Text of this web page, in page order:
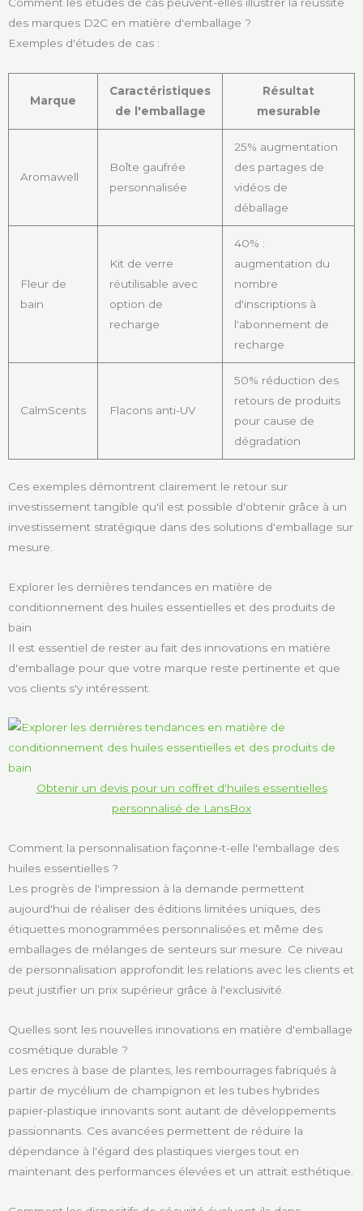
des marques D2C en matière d'emballage ?
Exemples d'études de cas :
Marque
Caractéristiques
de l'emballage
Résultat
mesurable
Aromawell
Boîte gaufrée
personnalisée
25% augmentation
des partages de
vidéos de
déballage
Fleur de
bain
Kit de verre
réutilisable avec
option de
recharge
40% :
augmentation du
nombre
d'inscriptions à
l'abonnement de
recharge
CalmScents Flacons anti-UV
50% réduction des
retours de produits
pour cause de
dégradation
Ces exemples démontrent clairement le retour sur
investissement tangible qu'il est possible d'obtenir grâce à un
investissement stratégique dans des solutions d'emballage sur
mesure.
Explorer les dernières tendances en matière de
conditionnement des huiles essentielles et des produits de
bain
Il est essentiel de rester au fait des innovations en matière
d'emballage pour que votre marque reste pertinente et que
vos clients s'y intéressent.
Obtenir un devis pour un coffret d'huiles essentielles
personnalisé de LansBox
Comment la personnalisation façonne-t-elle l'emballage des
huiles essentielles ?
Les progrès de l'impression à la demande permettent
aujourd'hui de réaliser des éditions limitées uniques, des
étiquettes monogrammées personnalisées et même des
emballages de mélanges de senteurs sur mesure. Ce niveau
de personnalisation approfondit les relations avec les clients et
peut justifier un prix supérieur grâce à l'exclusivité.
Quelles sont les nouvelles innovations en matière d'emballage
cosmétique durable ?
Les encres à base de plantes, les rembourrages fabriqués à
partir de mycélium de champignon et les tubes hybrides
papier-plastique innovants sont autant de développements
passionnants. Ces avancées permettent de réduire la
dépendance à l'égard des plastiques vierges tout en
maintenant des performances élevées et un attrait esthétique.